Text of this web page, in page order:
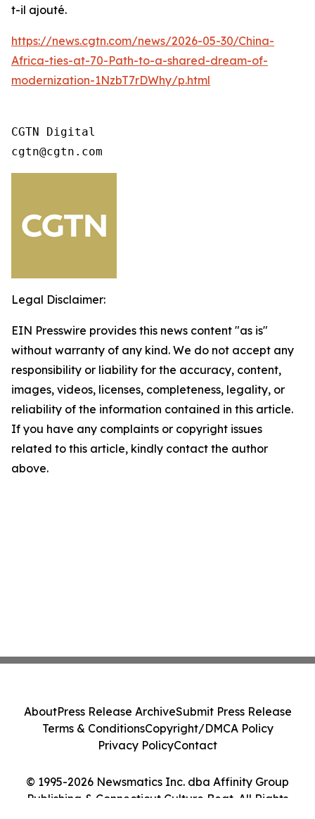
t-il ajouté.
https://news.cgtn.com/news/2026-05-30/China-
Africa-ties-at-70-Path-to-a-shared-dream-of-
modernization-1NzbT7rDWhy/p.html
CGTN Digital
cgtn@cgtn.com
Legal Disclaimer:
EIN Presswire provides this news content "as is"
without warranty of any kind. We do not accept any
responsibility or liability for the accuracy, content,
images, videos, licenses, completeness, legality, or
reliability of the information contained in this article.
If you have any complaints or copyright issues
related to this article, kindly contact the author
above.
© 1995-2026 Newsmatics Inc. dba Affinity Group
Publishing & Connecticut Culture Beat. All Rights
AboutPress Release ArchiveSubmit Press Release
Terms & ConditionsCopyright/DMCA Policy
Privacy PolicyContact